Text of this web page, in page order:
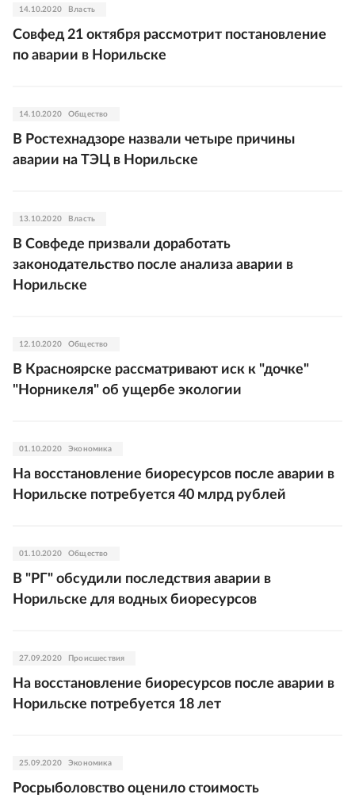
14.10.2020 Власть
Совфед 21 октября рассмотрит постановление
по аварии в Норильске
14.10.2020 Общество
В Ростехнадзоре назвали четыре причины
аварии на ТЭЦ в Норильске
13.10.2020 Власть
В Совфеде призвали доработать
законодательство после анализа аварии в
Норильске
12.10.2020 Общество
В Красноярске рассматривают иск к "дочке"
"Норникеля" об ущербе экологии
01.10.2020 Экономика
На восстановление биоресурсов после аварии в
Норильске потребуется 40 млрд рублей
01.10.2020 Общество
В "РГ" обсудили последствия аварии в
Норильске для водных биоресурсов
27.09.2020 Происшествия
На восстановление биоресурсов после аварии в
Норильске потребуется 18 лет
25.09.2020 Экономика
Росрыболовство оценило стоимость